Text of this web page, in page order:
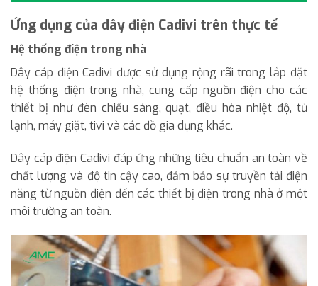
Ứng dụng của dây điện Cadivi trên thực tế
Hệ thống điện trong nhà
Dây cáp điện Cadivi được sử dụng rộng rãi trong lắp đặt
hệ thống điện trong nhà, cung cấp nguồn điện cho các
thiết bị như đèn chiếu sáng, quạt, điều hòa nhiệt độ, tủ
lạnh, máy giặt, tivi và các đồ gia dụng khác.
Dây cáp điện Cadivi đáp ứng những tiêu chuẩn an toàn về
chất lượng và độ tin cậy cao, đảm bảo sự truyền tải điện
năng từ nguồn điện đến các thiết bị điện trong nhà ở một
môi trường an toàn.